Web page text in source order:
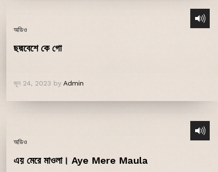
অডিও
ছদ্মবেশে কে গো
জুন 24, 2023 by Admin
অডিও
এয় মেরে মাওলা। Aye Mere Maula